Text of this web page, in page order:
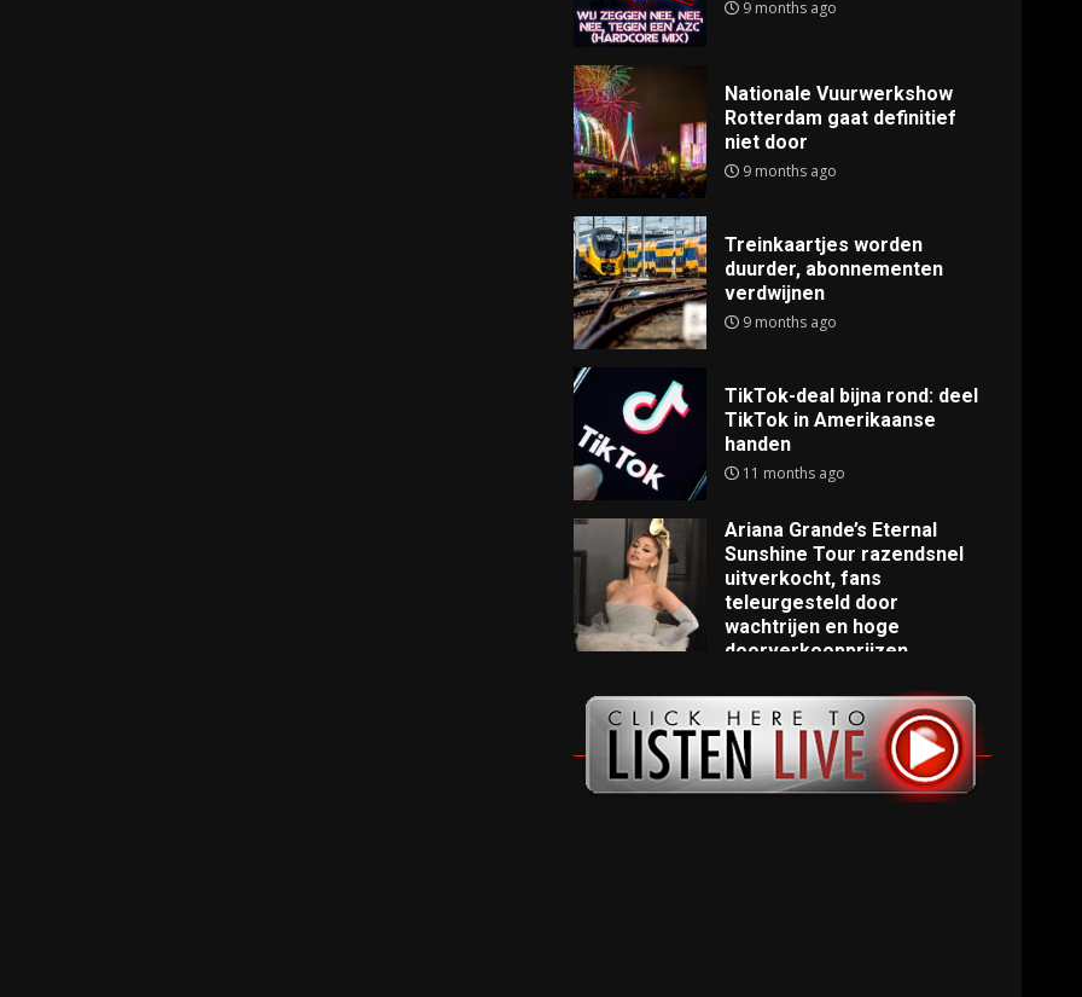
9 months ago
Nationale Vuurwerkshow
Rotterdam gaat definitief
niet door
9 months ago
Treinkaartjes worden
duurder, abonnementen
verdwijnen
9 months ago
TikTok-deal bijna rond: deel
TikTok in Amerikaanse
handen
11 months ago
Ariana Grande’s Eternal
Sunshine Tour razendsnel
uitverkocht, fans
teleurgesteld door
wachtrijen en hoge
doorverkoopprijzen